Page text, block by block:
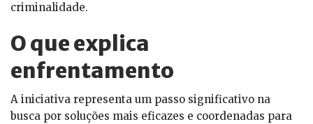
criminalidade.
O que explica
enfrentamento
A iniciativa representa um passo significativo na
busca por soluções mais eficazes e coordenadas para